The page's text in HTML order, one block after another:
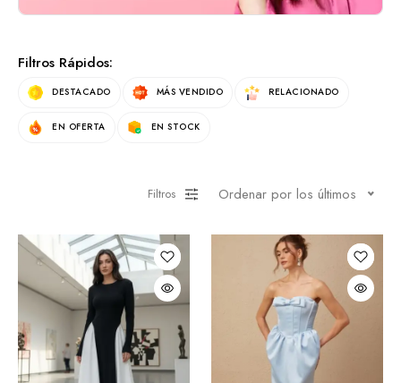
Filtros Rápidos:
DESTACADO MÁS VENDIDO RELACIONADO
EN OFERTA EN STOCK
Filtros Ordenar por los últimos